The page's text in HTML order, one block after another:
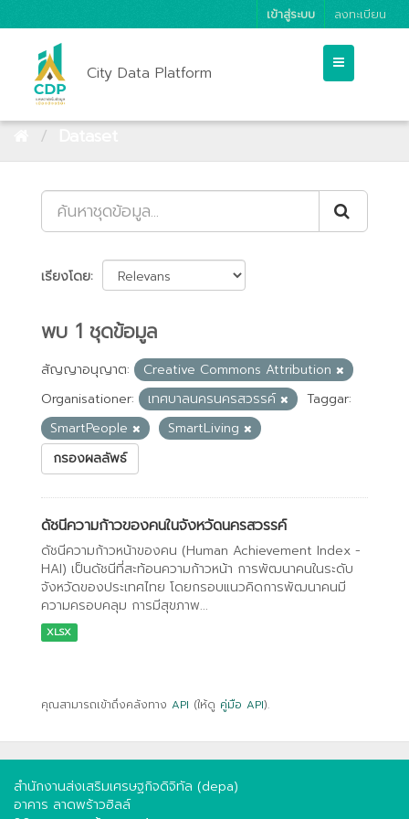
เข้าสู่ระบบ ลงทะเบียน
City Data Platform
เรียงโดย
พบ 1 ชุดข้อมูล
สัญญาอนุญาต:
Creative Commons Attribution
Organisationer:
เทศบาลนครนครสวรรค์
Taggar:
SmartPeople
SmartLiving
กรองผลลัพธ์
ดัชนีความก้าวของคนในจังหวัดนครสวรรค์
ดัชนีความก้าวหน้าของคน (Human Achievement Index -
HAI) เป็นดัชนีที่สะท้อนความก้าวหน้า การพัฒนาคนในระดับ
จังหวัดของประเทศไทย โดยกรอบแนวคิดการพัฒนาคนมี
ความครอบคลุม การมีสุขภาพ...
XLSX
คุณสามารถเข้าถึงคลังทาง API (ให้ดู คู่มือ API).
สำนักงานส่งเสริมเศรษฐกิจดิจิทัล (depa)
อาคาร ลาดพร้าวฮิลล์